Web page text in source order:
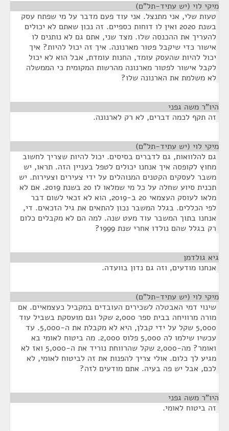
מיקי לוי (יש עתיד-תל"ם)
טעות שלי, אני מתנצל. אני עוד פעם מדבר על מי שפתח עסק
בשנת 2020 ואין לו דוחות כספיים. זה נכון שאתם לא יכולים
להעריך את ההכנסה שלו. מצד שני, אתם גם לא נותנים לו
אישור כדי שיקבל פטור מארנונה. איך זה יכול להיות? איך
יכול להיות שהעסק עומד, החנות עומדת, אבל הוא לא יכול
לקבל אישור לפטור מארנונה מהרשות המקומית כי הממשלה
לא משלמת את הארנונה שלו?
היו"ר משה גפני
זה תקף לכמה דברים, לא רק לארנונה.
מיקי לוי (יש עתיד-תל"ם)
גם להלוואות, גם לדברים בסיסים. יכול להיות שצריך לחשוב
מחוץ לקופסה איך אנחנו יכולים לטפל בעניין הזה. תראו, יש
משבר לעסקים הקטנים המנוהלים על ידי צעירים וצעירות. יש
תכנית סיוע שחלה על כל מי שמלאו לו 20 בשנת 2019. אם לא
מלאו לעוסק העצמאי 20 ב-2019, הוא לא זכאי לשום דבר
לפי הכללים. בגלל המשבר נכון להתאים את גיל הזכאים. די,
אנחנו בתוך המשבר עוד מעט שנה. למה הם לא מקבלים כלום
רק בגלל שהם נולדו אחרי שנת 1999?
גיא גולדמן
אנחנו מודעים, וזה גם נדון בוועדה.
מיקי לוי (יש עתיד-תל"ם)
שינוי דמי האבטלה לשכירים העובדים במקביל כעצמאיים. אם
מורה מרוויחה בבית ספר 2,000 שקל וגם מועסקת בשביל עוד
5,000 שקל על ידי קבלן, היא לא מקבלת את ה-5,000. עד
עכשיו שילמו לה 5,000 פלוס 2,000. מה ביטוח לאומי בא
ואומר? מה-2,000 שקל שהרווחת נוריד את ה-5,000 ואז לא
מגיע לך כלום. אולי צריך להפנות את זה לביטוח לאומי, לא
לכם, אבל יש פה בעיה. אתם מודעים לזה?
היו"ר משה גפני
זה ביטוח לאומי.